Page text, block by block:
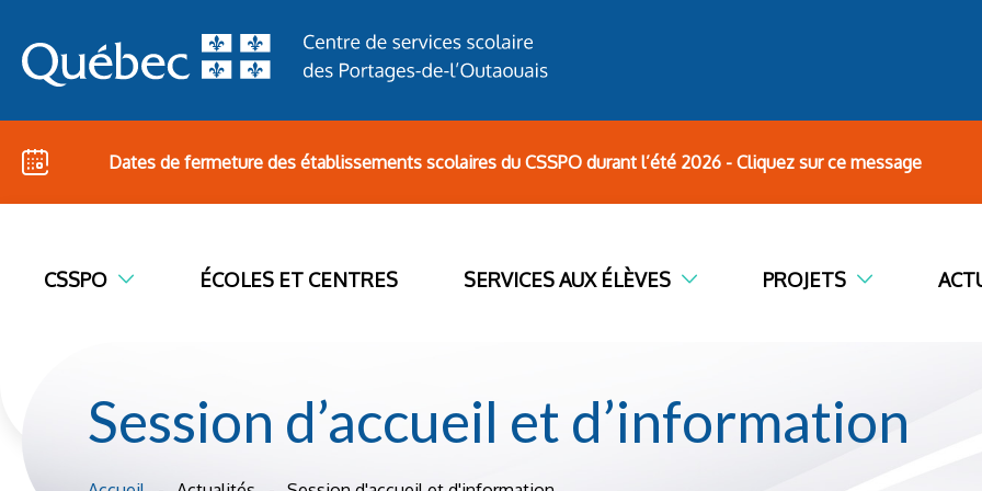
Dates de fermeture des établissements scolaires du CSSPO durant l’été 2026 - Cliquez sur ce message
CSSPO ÉCOLES ET CENTRES SERVICES AUX ÉLÈVES PROJETS
Session d’accueil et d’information